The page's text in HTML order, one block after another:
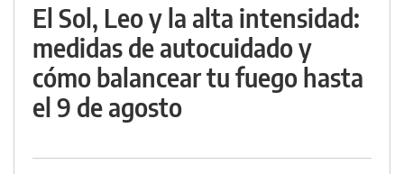
El Sol, Leo y la alta intensidad:
medidas de autocuidado y
cómo balancear tu fuego hasta
el 9 de agosto